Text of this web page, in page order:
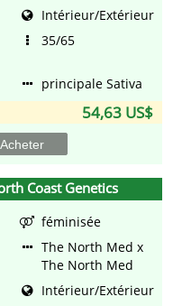
Intérieur/Extérieur
35/65
principale Sativa
54,63 US$
Acheter
Coast Genetics
féminisée
The North Med x
The North Med
Intérieur/Extérieur